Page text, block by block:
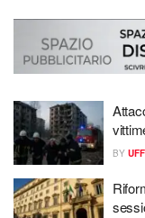
BY